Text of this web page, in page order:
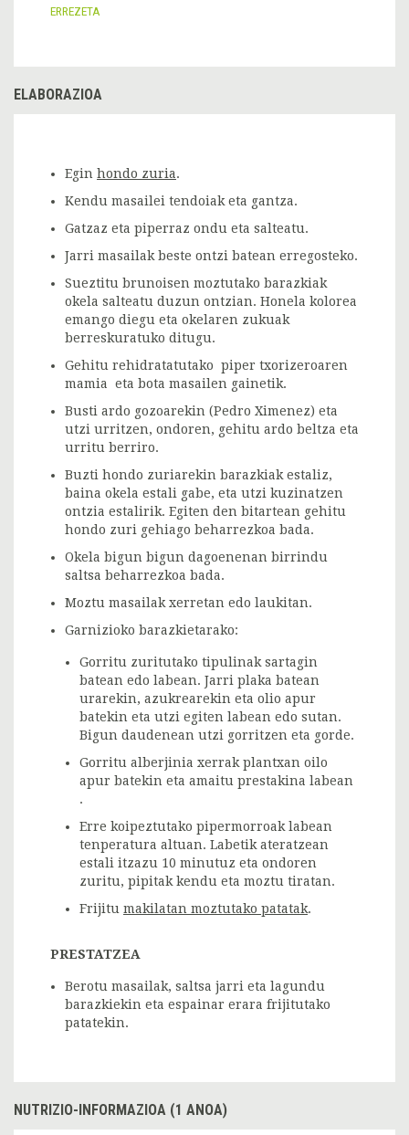
ERREZETA
ELABORAZIOA
Egin hondo zuria.
Kendu masailei tendoiak eta gantza.
Gatzaz eta piperraz ondu eta salteatu.
Jarri masailak beste ontzi batean erregosteko.
Sueztitu brunoisen moztutako barazkiak
okela salteatu duzun ontzian. Honela kolorea
emango diegu eta okelaren zukuak
berreskuratuko ditugu.
Gehitu rehidratatutako piper txorizeroaren
mamia eta bota masailen gainetik.
Busti ardo gozoarekin (Pedro Ximenez) eta
utzi urritzen, ondoren, gehitu ardo beltza eta
urritu berriro.
Buzti hondo zuriarekin barazkiak estaliz,
baina okela estali gabe, eta utzi kuzinatzen
ontzia estalirik. Egiten den bitartean gehitu
hondo zuri gehiago beharrezkoa bada.
Okela bigun bigun dagoenenan birrindu
saltsa beharrezkoa bada.
Moztu masailak xerretan edo laukitan.
Garnizioko barazkietarako:
Gorritu zuritutako tipulinak sartagin
batean edo labean. Jarri plaka batean
urarekin, azukrearekin eta olio apur
batekin eta utzi egiten labean edo sutan.
Bigun daudenean utzi gorritzen eta gorde.
Gorritu alberjinia xerrak plantxan oilo
apur batekin eta amaitu prestakina labean
.
Erre koipeztutako pipermorroak labean
tenperatura altuan. Labetik ateratzean
estali itzazu 10 minutuz eta ondoren
zuritu, pipitak kendu eta moztu tiratan.
Frijitu makilatan moztutako patatak.
PRESTATZEA
Berotu masailak, saltsa jarri eta lagundu
barazkiekin eta espainar erara frijitutako
patatekin.
NUTRIZIO-INFORMAZIOA (1 ANOA)